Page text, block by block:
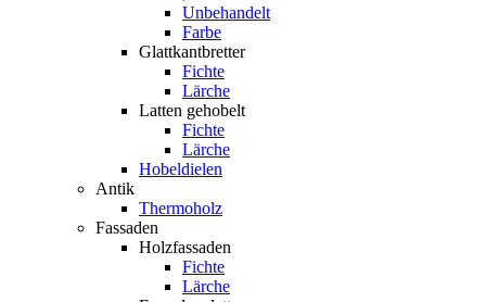
Unbehandelt
Farbe
Glattkantbretter
Fichte
Lärche
Latten gehobelt
Fichte
Lärche
Hobeldielen
Antik
Thermoholz
Fassaden
Holzfassaden
Fichte
Lärche